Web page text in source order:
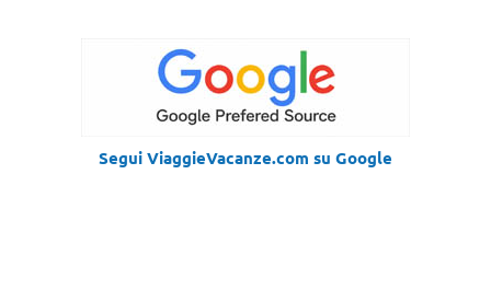
Segui ViaggieVacanze.com su Google